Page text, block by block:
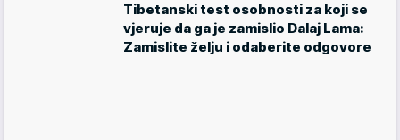
Tibetanski test osobnosti za koji se
vjeruje da ga je zamislio Dalaj Lama:
Zamislite želju i odaberite odgovore